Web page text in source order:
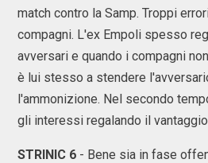
match contro la Samp. Troppi
compagni. L'ex Empoli spesso
avversari e quando i compagni
è lui stesso a stendere
l'ammonizione. Nel secondo
gli interessi regalando il
STRINIC 6 - Bene sia in fase